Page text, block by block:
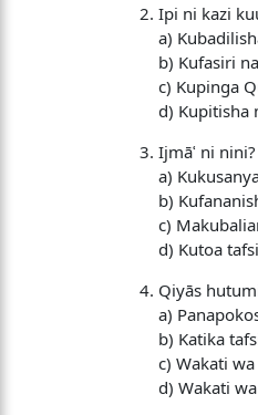
Ipi ni kazi
a)
b) Kufasiri
c) Kupinga
d) Kupitisha
Ijmāʿ ni nini?
a)
b)
c)
d) Kutoa
Qiyās
a)
b) Katika
c) Wakati
d) Wakati